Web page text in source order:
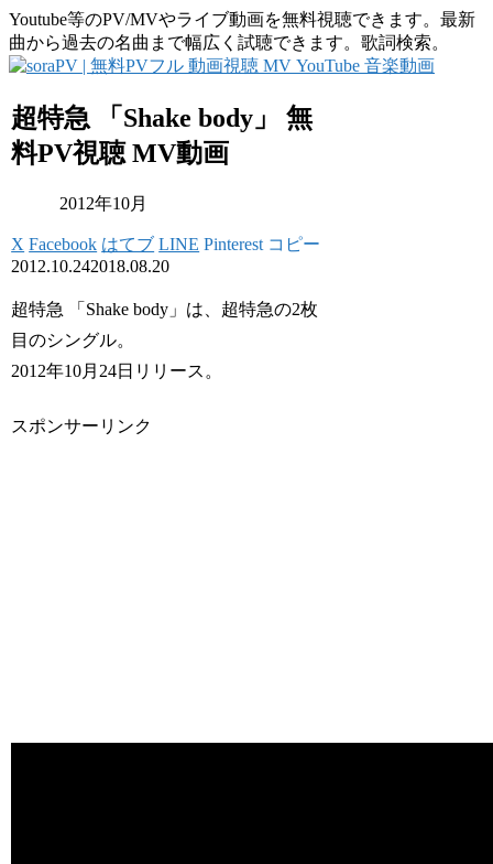
Youtube等のPV/MVやライブ動画を無料視聴できます。最新
曲から過去の名曲まで幅広く試聴できます。歌詞検索。
超特急 「Shake body」 無
料PV視聴 MV動画
2012年10月
X Facebook はてブ LINE Pinterest コピー
2012.10.242018.08.20
超特急 「Shake body」は、超特急の2枚
目のシングル。
2012年10月24日リリース。
スポンサーリンク